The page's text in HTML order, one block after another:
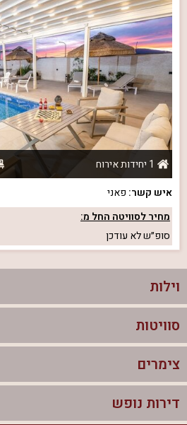
1 יחידות אירוח
איש קשר: פאני
מחיר לסוויטה החל מ:
סופ״שלא עודכן
וילות
וילות בצפון
וילות להשכרה
סוויטות
סוויטות בצפון
צימרים לזוגות עם בריכה פרטית
צימרים
צימרים בצפון
דירות נופש